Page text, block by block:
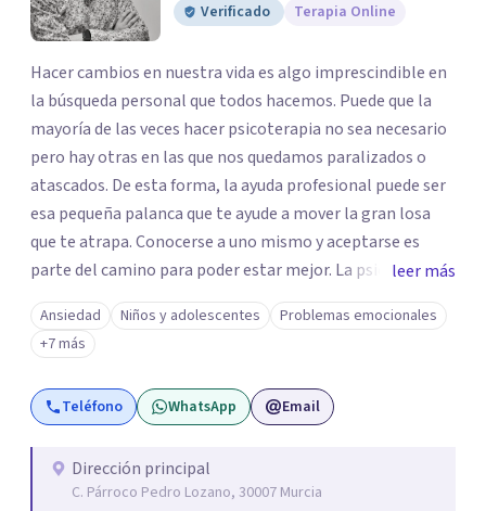
Verificado
Terapia Online
Hacer cambios en nuestra vida es algo imprescindible en
la búsqueda personal que todos hacemos. Puede que la
mayoría de las veces hacer psicoterapia no sea necesario
pero hay otras en las que nos quedamos paralizados o
atascados. De esta forma, la ayuda profesional puede ser
esa pequeña palanca que te ayude a mover la gran losa
que te atrapa. Conocerse a uno mismo y aceptarse es
parte del camino para poder estar mejor. La psicoterapia
es una forma de colaboración en donde diálogo, además
de la confianza y el apoyo, es el camino para poder
identificar qué es lo que sucede, qué sentido tiene y cuales
son los pasos para el cambio. Además, creo que los
verdaderos cambios tienen que partir de uno mismo y mi
aquellas decisiones en tu vida que te puedan llevar a estar
mejor con lo que piensas y con lo que haces.
leer más
Ansiedad Niños y adolescentes
Problemas emocionales
+7 más
Teléfono WhatsApp Email
Dirección principal
C. Párroco Pedro Lozano, 30007 Murcia